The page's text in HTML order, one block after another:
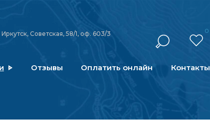
Иркутск, Советская, 58/1, оф. 603/3 0
Отзывы Оплатить онлайн Контакты